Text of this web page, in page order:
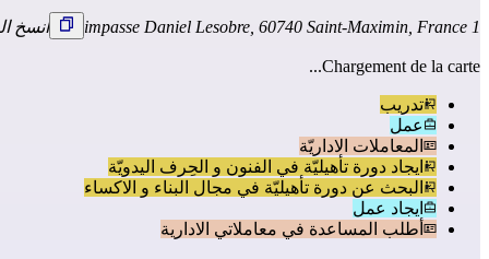
1 impasse Daniel Lesobre, 60740 Saint-Maximin, France انسخ
Chargement de la carte...
تدريب
عمل
المعاملات الاداريّة
ايجاد دورة تأهيليّة في الفنون و الحِرف اليدويّة
البحث عن دورة تأهيليّة في مجال البناء و الاكساء
ايجاد عمل
أطلب المساعدة في معاملاتي الادارية